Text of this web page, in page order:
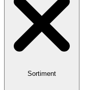
Sortiment